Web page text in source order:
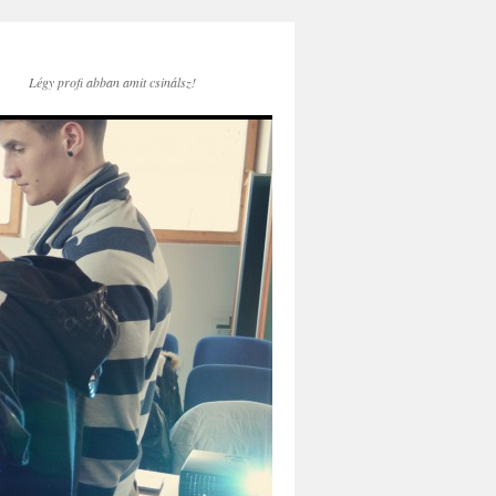
Légy profi abban amit csinálsz!